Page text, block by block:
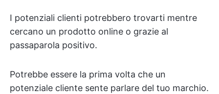
I potenziali clienti potrebbero trovarti mentre
cercano un prodotto online o grazie al
passaparola positivo.
Potrebbe essere la prima volta che un
potenziale cliente sente parlare del tuo marchio.